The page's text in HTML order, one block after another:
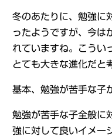
冬のあたりに、勉強に
ったようですが、今は
れていますね。こうい
とても大きな進化だと
基本、勉強が苦手な子
勉強が苦手な子全般に
強に対して良いイメー